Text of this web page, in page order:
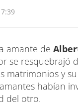
amante de
se resquebrajó
matrimonios y
habían
del otro.